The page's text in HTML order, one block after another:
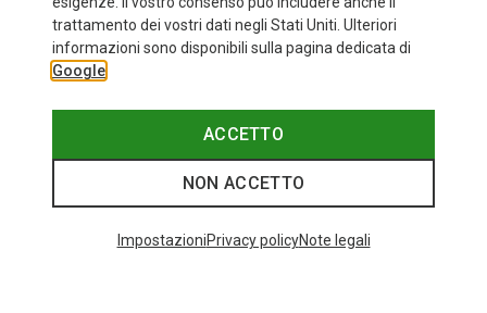
trattamento dei vostri dati negli Stati Uniti. Ulteriori
informazioni sono disponibili sulla pagina dedicata di
Google
ACCETTO
NON ACCETTO
ImpostazioniPrivacy policyNote legali